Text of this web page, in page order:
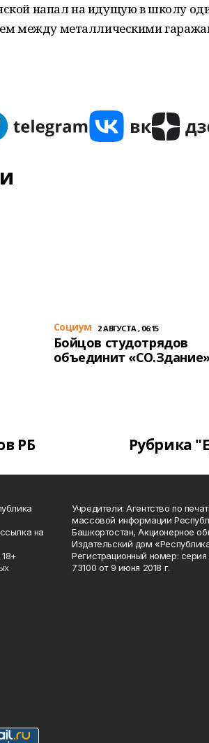
напал на идущую в школу
между металлическими
Cоциум 2 АВГУСТА , 06:15
Бойцов студотрядов
объединит
РБ Рубрика
на
Учредители: Агентство по
массовой информации
Башкортостан, Акционерное
Издательский дом
Регистрационный номер:
73100 от 9 июня 2018 г.